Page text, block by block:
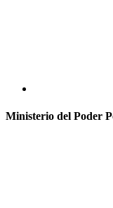
Ministerio del Poder